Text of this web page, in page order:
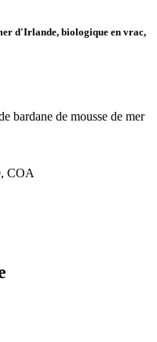
d'Irlande, biologique en vrac,
bardane de mousse de mer
COA